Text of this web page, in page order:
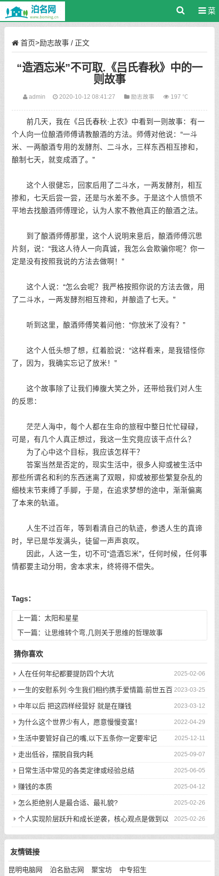
菜
首页>励志故事/ 正文
“造酒忘米”不可取.《吕氏春秋》中的一
则故事
admin 2020-10-12 08:41:27 励志故事 197 ℃
前几天，我在《吕氏春秋·上农》中看到一则故事：有一
个人向一位酿酒师傅请教酿酒的方法。师傅对他说：“一斗
米、一两酿酒专用的发酵剂、二斗水，三样东西相互掺和，
酿制七天，就变成酒了。”
这个人很健忘，回家后用了二斗水，一两发酵剂，相互
掺和，七天后尝一尝，还是与水差不多。于是这个人愤愤不
平地去找酿酒师傅理论，认为人家不教他真正的酿酒之法。
到了酿酒师傅那里，这个人说明来意后，酿酒师傅沉思
片刻，说：“我这人待人一向真诚，我怎么会欺骗你呢？你一
定是没有按照我说的方法去做啊！”
这个人说：“怎么会呢？我严格按照你说的方法去做，用
了二斗水，一两发酵剂相互搀和，并酿造了七天。”
听到这里，酿酒师傅笑着问他：“你放米了没有？”
这个人低头想了想，红着脸说：“这样看来，是我错怪你
了，因为，我确实忘记了放米！”
这个故事除了让我们捧腹大笑之外，还带给我们对人生
的反思：
茫茫人海中，每个人都在生命的旅程中整日忙忙碌碌，
可是，有几个人真正想过，我这一生究竟应该干点什么？
为了心中这个目标，我应该怎样干？
答案当然是否定的，现实生活中，很多人抑或被生活中
那些所谓名和利的东西迷离了双眼，抑或被那些繁复杂乱的
细枝末节束缚了手脚，于是，在追求梦想的途中，渐渐偏离
了本来的轨道。
人生不过百年，等到看清自己的轨迹，参透人生的真谛
时，早已是华发满头，徒留一声声哀叹。
因此，人这一生，切不可“造酒忘米”，任何时候，任何事
情都要主动分明，舍本求末，终将得不偿失。
Tags：
上一篇： 太阳和星星
下一篇： 让思维转个弯,几则关于思维的哲理故事
猜你喜欢
2025-02-06
人在任何年纪都要提防四个大坑
2023-03-25
一生的安慰系列:今生我们相约携手爱情篇:前世五百
次的回眸才换来今生的相遇
2023-03-12
中年以后 把这四样经营好 就是在赚钱
2022-04-29
为什么这个世界少有人，愿意慢慢变富！
2025-12-11
生活中要管好自己的嘴,以下五条你一定要牢记
2025-09-07
走出低谷，摆脱自我内耗
2025-06-05
日常生活中常见的各类定律或经验总结
2025-04-12
赚钱的本质
2025-02-26
怎么拒绝别人是最合适、最礼貌?
2025-02-26
个人实现阶层跃升和成长逆袭，核心观点是做到以
下八件事
友情链接
昆明电脑网 泊名励志网 聚宝坊 中专招生